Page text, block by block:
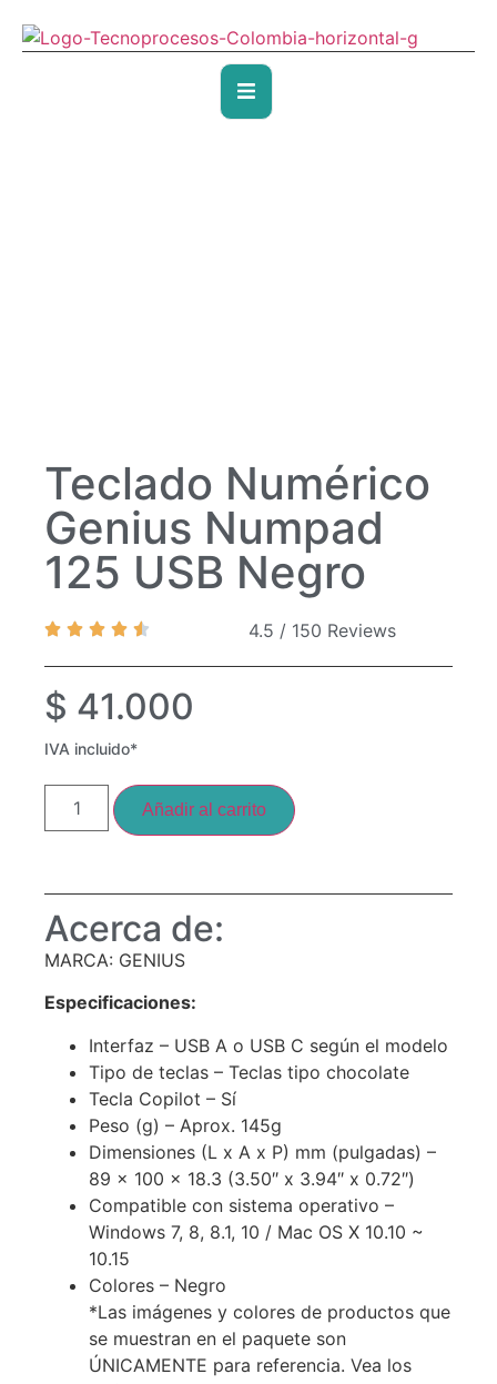
Teclado Numérico
Genius Numpad
125 USB Negro
4.5 / 150 Reviews
$ 41.000
IVA incluido*
Añadir al carrito
Acerca de:
MARCA: GENIUS
Especificaciones:
Interfaz – USB A o USB C según el modelo
Tipo de teclas – Teclas tipo chocolate
Tecla Copilot – Sí
Peso (g) – Aprox. 145g
Dimensiones (L x A x P) mm (pulgadas) –
89 x 100 x 18.3 (3.50″ x 3.94″ x 0.72″)
Compatible con sistema operativo –
Windows 7, 8, 8.1, 10 / Mac OS X 10.10 ~
10.15
Colores – Negro
*Las imágenes y colores de productos que
se muestran en el paquete son
ÚNICAMENTE para referencia. Vea los